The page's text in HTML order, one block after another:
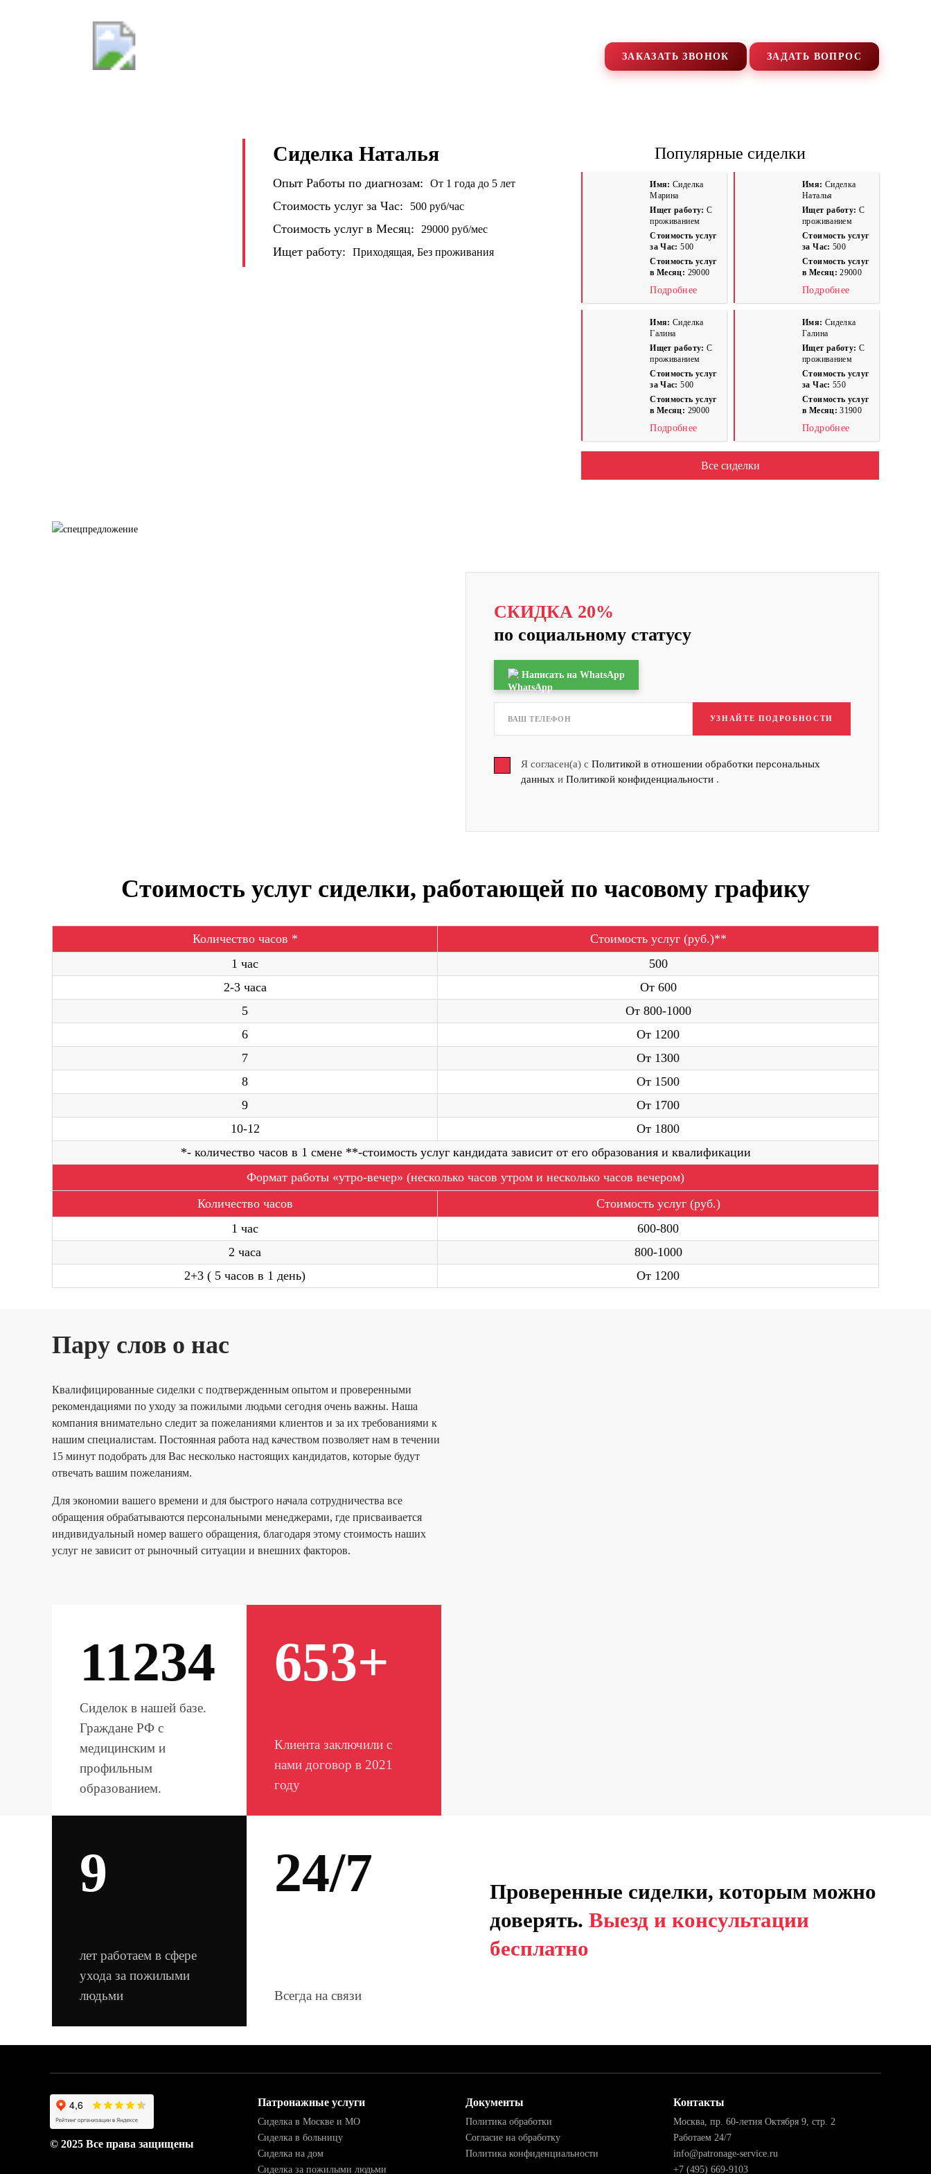
ЗАКАЗАТЬ ЗВОНОК ЗАДАТЬ ВОПРОС
Сиделка Наталья
Опыт Работы по диагнозам: От 1 года до 5 лет
Стоимость услуг за Час: 500 руб/час
Стоимость услуг в Месяц: 29000 руб/мес
Ищет работу: Приходящая, Без проживания
Популярные сиделки
Имя:Сиделка
Марина
Ищет работу: С
проживанием
Стоимость услуг
за Час:500
Стоимость услуг
в Месяц: 29000
Подробнее
Имя: Сиделка
Наталья
Ищет работу: С
проживанием
Стоимость услуг
за Час: 500
Стоимость услуг
в Месяц:29000
Подробнее
Имя:Сиделка
Галина
Ищет работу: С
проживанием
Стоимость услуг
за Час:500
Стоимость услуг
в Месяц: 29000
Подробнее
Имя: Сиделка
Галина
Ищет работу: С
проживанием
Стоимость услуг
за Час: 550
Стоимость услуг
в Месяц:31900
Подробнее
Все сиделки
СКИДКА 20%
по социальному статусу
Написать на WhatsApp
УЗНАЙТЕ ПОДРОБНОСТИ
Я согласен(а) с Политикой в отношении обработки персональных
данных и Политикой конфиденциальности .
Стоимость услуг сиделки, работающей по часовому графику
Количество часов *
Стоимость услуг (руб.)**
1 час
500
2-3 часа
От 600
5
От 800-1000
6
От 1200
7
От 1300
8
От 1500
9
От 1700
10-12
От 1800
*- количество часов в 1 смене **-стоимость услуг кандидата зависит от его образования и квалификации
Формат работы «утро-вечер» (несколько часов утром и несколько часов вечером)
Количество часов
Стоимость услуг (руб.)
1 час
600-800
2 часа
800-1000
2+3 ( 5 часов в 1 день)
От 1200
Пару слов о нас
Квалифицированные сиделки с подтвержденным опытом и проверенными
рекомендациями по уходу за пожилыми людьми сегодня очень важны. Наша
компания внимательно следит за пожеланиями клиентов и за их требованиями к
нашим специалистам. Постоянная работа над качеством позволяет нам в течении
15 минут подобрать для Вас несколько настоящих кандидатов, которые будут
отвечать вашим пожеланиям.
Для экономии вашего времени и для быстрого начала сотрудничества все
обращения обрабатываются персональными менеджерами, где присваивается
индивидуальный номер вашего обращения, благодаря этому стоимость наших
услуг не зависит от рыночный ситуации и внешних факторов.
11234
Сиделок в нашей базе.
Граждане РФ с
медицинским и
профильным
образованием.
653+
Клиента заключили с
нами договор в 2021
году
9
лет работаем в сфере
ухода за пожилыми
людьми
24/7
Всегда на связи
Проверенные сиделки, которым можно
доверять. Выезд и консультации
бесплатно
Оставьте свой номер телефона. Наш
менеджер свяжется с Вами и
проконсультирует по услуге
Написать на WhatsApp
ОСТАВИТЬ ЗАЯВКУ
Политикой в отношении обработки
персональных данныхиПолитикой конфиденциальности.
© 2025 Все права защищены
Патронажные услуги
Сиделка в Москве и МО
Сиделка в больницу
Сиделка на дом
Сиделка за пожилыми людьми
Документы
Политика обработки
Согласие на обработку
Политика конфиденциальности
Контакты
Москва, пр. 60-летия Октября 9, стр. 2
Работаем 24/7
info@patronage-service.ru
+7 (495) 669-9103